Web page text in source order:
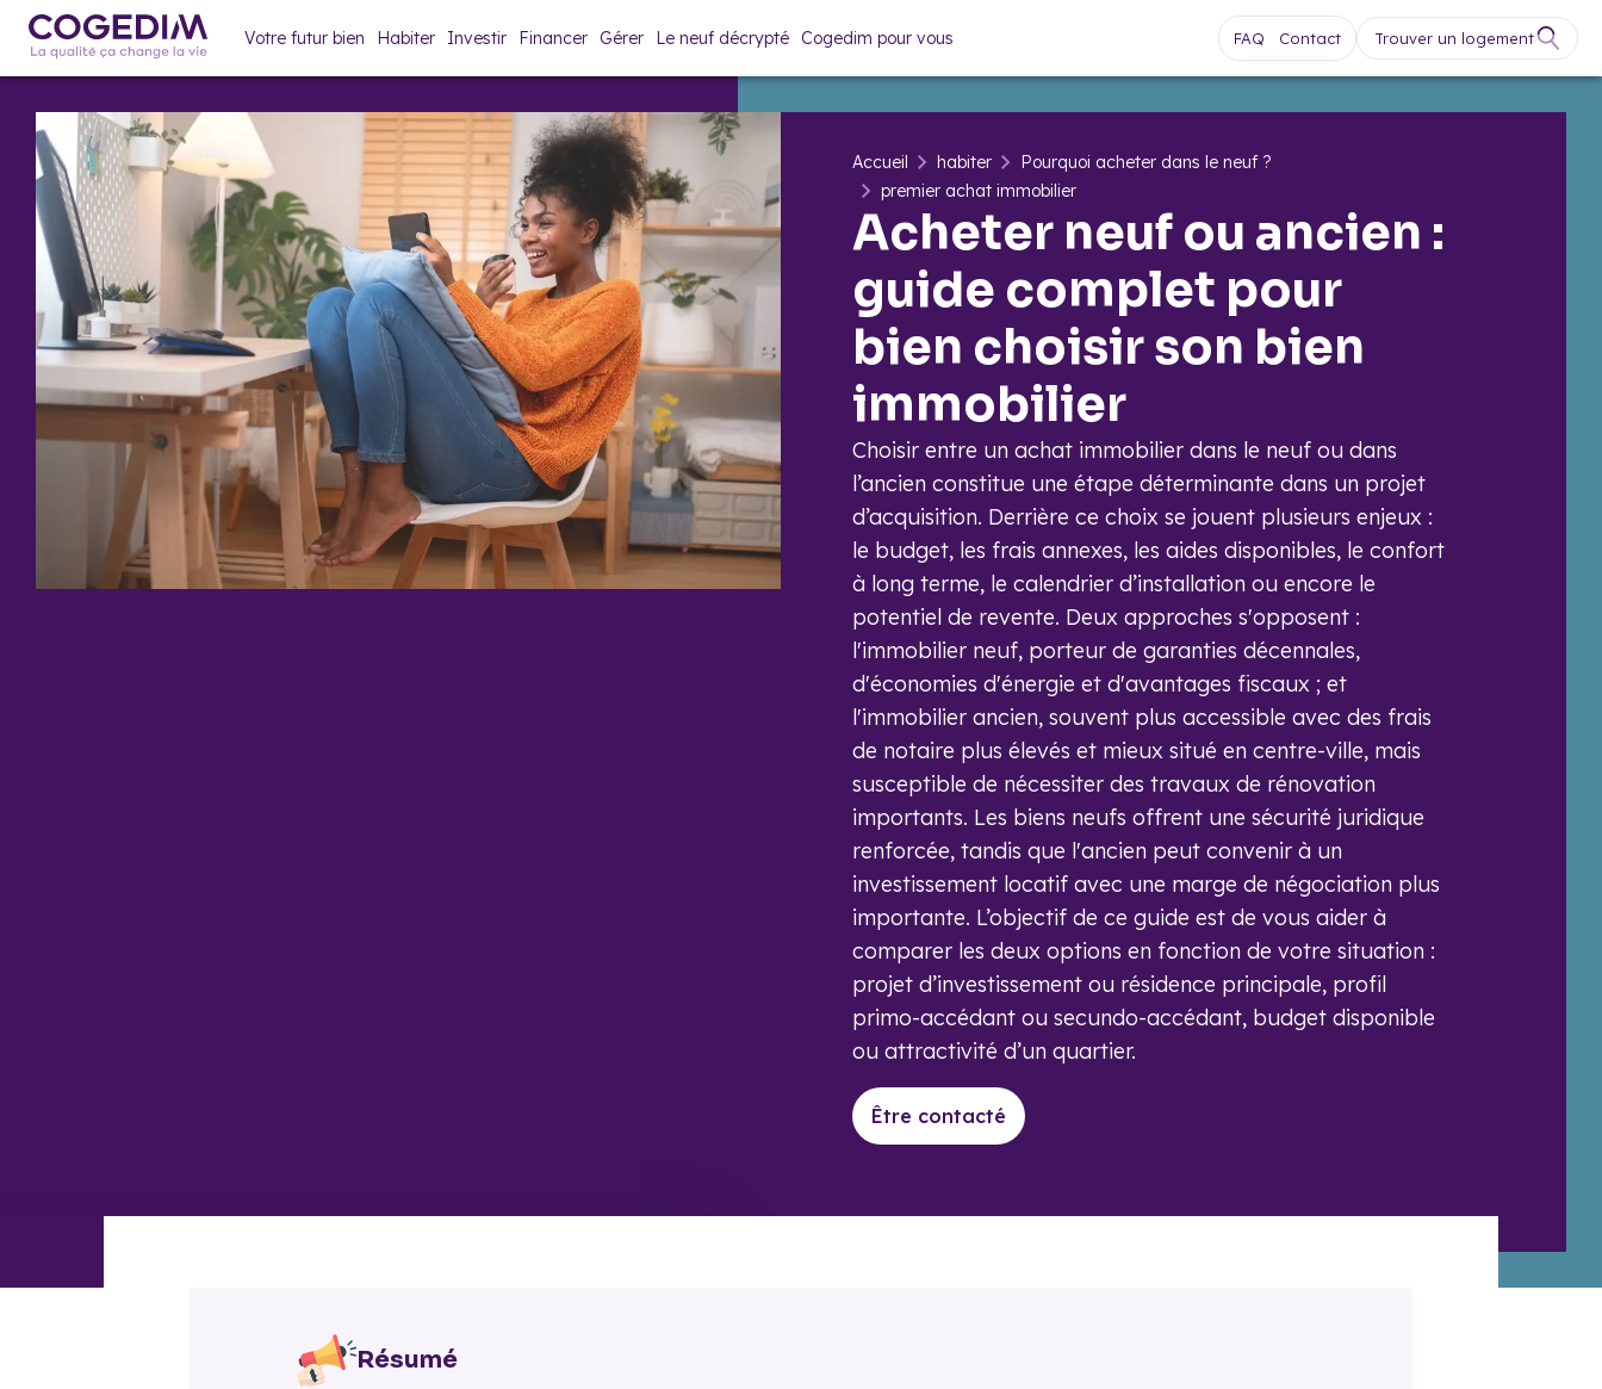
Votre futur bien Habiter Investir Financer Gérer Le neuf décrypté Cogedim pour vous FAQ Contact Trouver un logement
Accueil habiter
Pourquoi acheter dans le neuf ?
premier achat immobilier
Acheter neuf ou ancien :
guide complet pour
bien choisir son bien
immobilier
Choisir entre un achat immobilier dans le neuf ou dans
l’ancien constitue une étape déterminante dans un projet
d’acquisition. Derrière ce choix se jouent plusieurs enjeux :
le budget, les frais annexes, les aides disponibles, le confort
à long terme, le calendrier d’installation ou encore le
potentiel de revente. Deux approches s'opposent :
l'immobilier neuf, porteur de garanties décennales,
d'économies d'énergie et d'avantages fiscaux ; et
l'immobilier ancien, souvent plus accessible avec des frais
de notaire plus élevés et mieux situé en centre-ville, mais
susceptible de nécessiter des travaux de rénovation
importants. Les biens neufs offrent une sécurité juridique
renforcée, tandis que l'ancien peut convenir à un
investissement locatif avec une marge de négociation plus
importante. L’objectif de ce guide est de vous aider à
comparer les deux options en fonction de votre situation :
projet d’investissement ou résidence principale, profil
primo-accédant ou secundo-accédant, budget disponible
ou attractivité d’un quartier.
Être contacté
Résumé